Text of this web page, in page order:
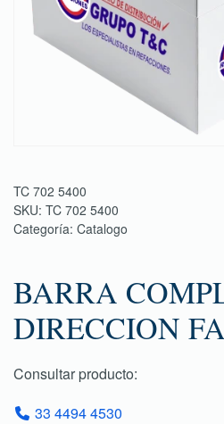
TC 702 5400
SKU: TC 702 5400
Categoría: Catalogo
BARRA
DIRECCION
Consultar producto:
33 4494 4530